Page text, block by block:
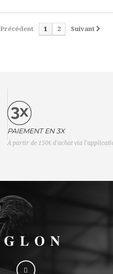
Précédent 1 2 Suivant
PAIEMENT EN 3X
À partir de 150€ d'achat via